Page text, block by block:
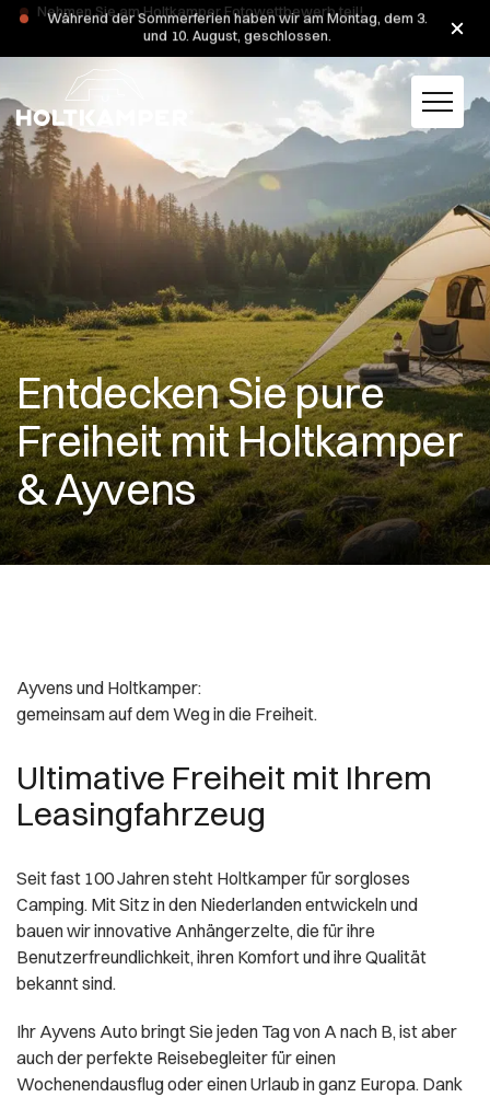
Während der Sommerferien haben wir am Montag, dem 3.
und 10. August, geschlossen.
Entdecken Sie pure
Freiheit mit Holtkamper
& Ayvens
Ayvens und Holtkamper:
gemeinsam auf dem Weg in die Freiheit.
Ultimative Freiheit mit Ihrem
Leasingfahrzeug
Seit fast 100 Jahren steht Holtkamper für sorgloses
Camping. Mit Sitz in den Niederlanden entwickeln und
bauen wir innovative Anhängerzelte, die für ihre
Benutzerfreundlichkeit, ihren Komfort und ihre Qualität
bekannt sind.
Ihr Ayvens Auto bringt Sie jeden Tag von A nach B, ist aber
auch der perfekte Reisebegleiter für einen
Wochenendausflug oder einen Urlaub in ganz Europa. Dank